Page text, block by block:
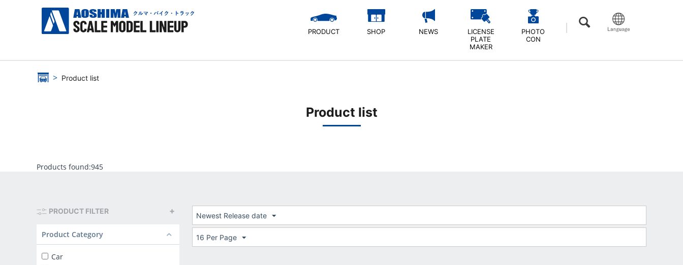
PRODUCT SHOP NEWS
LICENSE
PLATE
MAKER
PHOTO
CON
Product list
Product list
Products found:945
PRODUCT FILTER
Product Category
Car
Newest Release date
16 Per Page